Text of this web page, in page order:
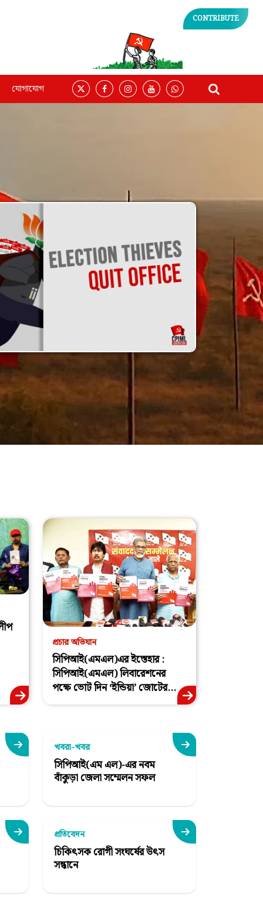
CONTRIBUTE
যোগাযোগ
প্রচার অভিযান
সিপিআই(এমএল)এর ইস্তেহার :
সিপিআই(এমএল) লিবারেশনের
পক্ষে ভোট দিন ‘ইন্ডিয়া’ জোটের...
খবরা-খবর
সিপিআই(এম এল)-এর নবম
বাঁকুড়া জেলা সম্মেলন সফল
প্রতিবেদন
চিকিৎসক রোগী সংঘর্ষের উৎস
সন্ধানে